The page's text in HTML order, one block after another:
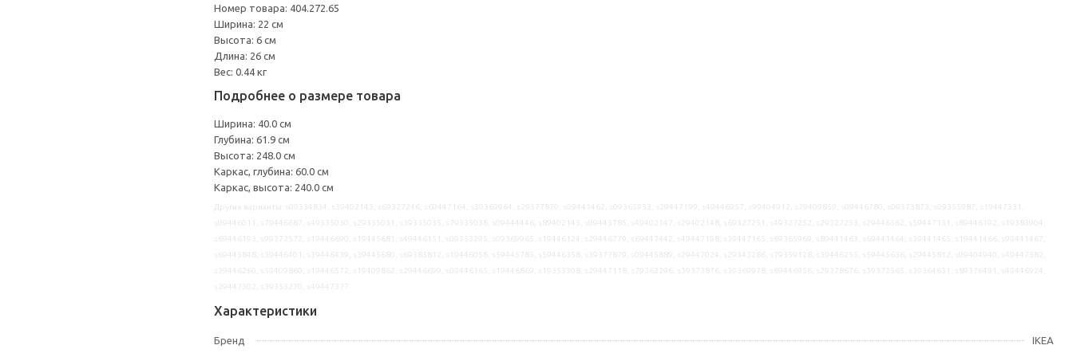
Номер товара: 404.272.65
Ширина: 22 см
Высота: 6 см
Длина: 26 см
Вес: 0.44 кг
Подробнее о размере товара
Ширина: 40.0 см
Глубина: 61.9 см
Высота: 248.0 см
Каркас, глубина: 60.0 см
Каркас, высота: 240.0 см
Характеристики
Бренд IKEA